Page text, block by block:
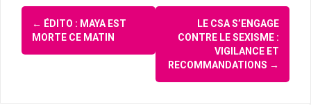
Navigation
d'article
← ÉDITO : MAYA EST
MORTE CE MATIN
LE CSA S’ENGAGE
CONTRE LE SEXISME :
VIGILANCE ET
RECOMMANDATIONS →